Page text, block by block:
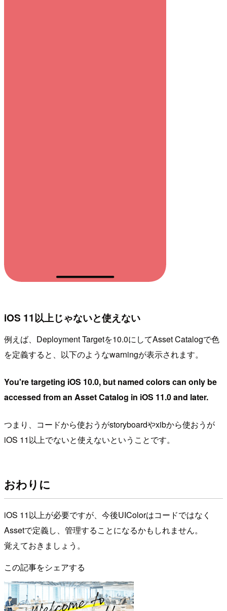
iOS 11以上じゃないと使えない
例えば、Deployment Targetを10.0にしてAsset Catalogで色
を定義すると、以下のようなwarningが表示されます。
You're targeting iOS 10.0, but named colors can only be
accessed from an Asset Catalog in iOS 11.0 and later.
つまり、コードから使おうがstoryboardやxibから使おうが
iOS 11以上でないと使えないということです。
おわりに
iOS 11以上が必要ですが、今後UIColorはコードではなく
Assetで定義し、管理することになるかもしれません。
覚えておきましょう。
この記事をシェアする